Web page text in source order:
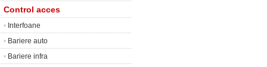
Control acces
• Interfoane
• Bariere auto
• Bariere infra